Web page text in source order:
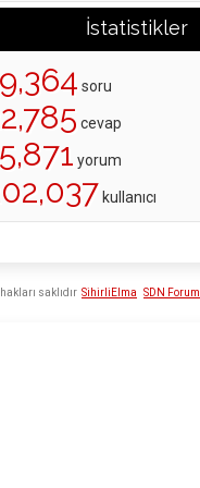
İstatistikler
soru
cevap
yorum
kullanıcı
SihirliElma SDN Forum
saklıdır